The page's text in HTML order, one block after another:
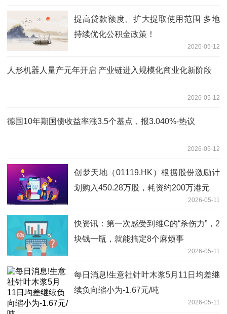
提高贷款额度、扩大提取使用范围 多地
持续优化公积金政策！
2026-05-12
人形机器人量产元年开启 产业链进入规模化商业化新阶段
2026-05-12
德国10年期国债收益率涨3.5个基点，报3.040%-热议
2026-05-12
创梦天地（01119.HK）根据股份激励计
划购入450.28万股，耗资约200万港元
2026-05-11
快资讯：第一次感受到维C的“杀伤力”，2
块钱一瓶，就能搞定8个麻烦事
2026-05-11
每日消息!生意社针叶木浆5月11日均差继
续负向缩小为-1.67元/吨
2026-05-11